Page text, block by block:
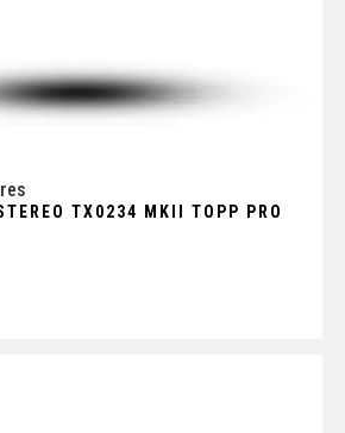
TX0234 MKII TOPP PRO